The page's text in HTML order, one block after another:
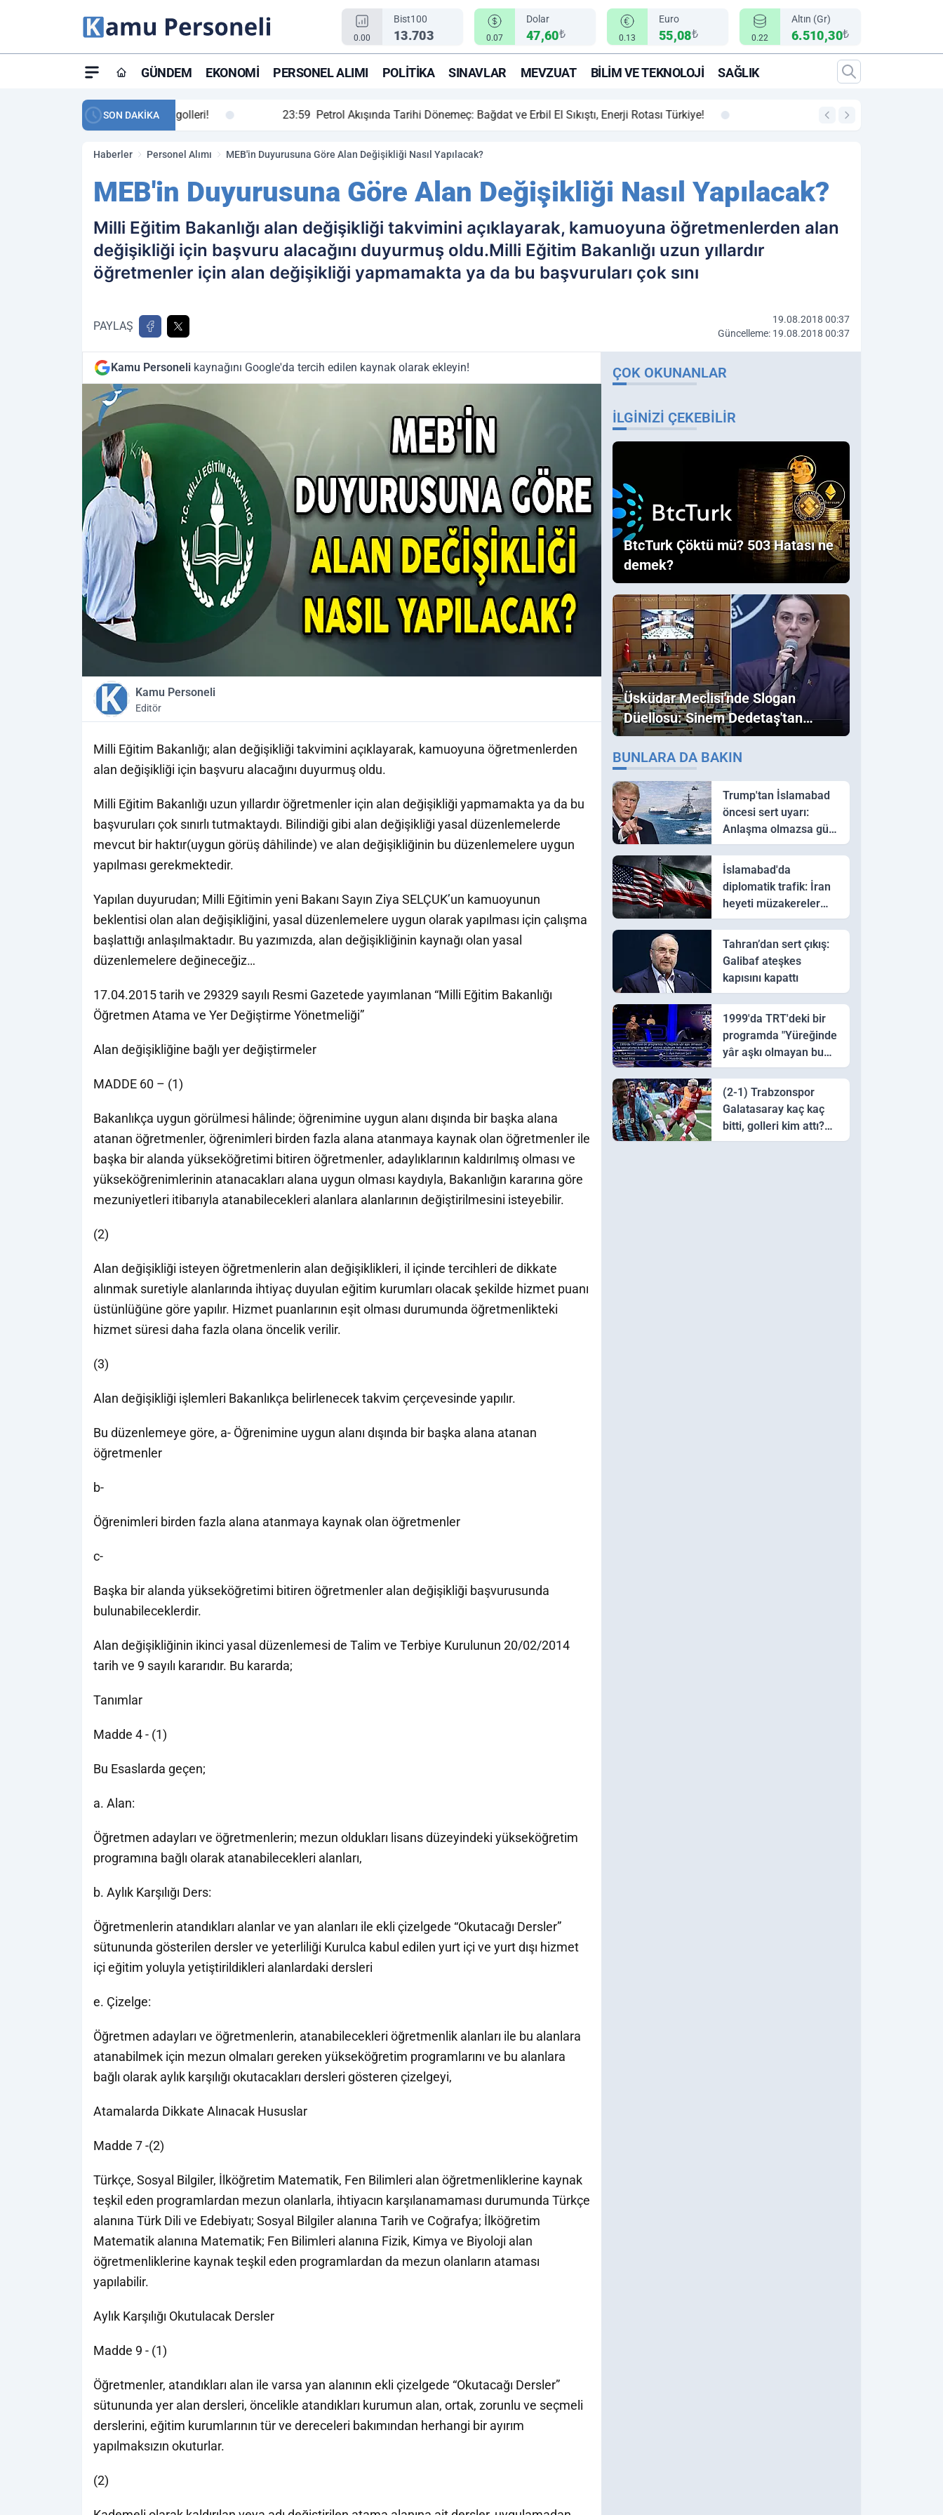
0.00
Bist100
13.703 0.07
Dolar
47,60₺ 0.13
Euro
55,08₺ 0.22
Altın (Gr)
6.510,30₺
GÜNDEM EKONOMI PERSONEL ALIMI POLITIKA SINAVLAR MEVZUAT BILIM VE TEKNOLOJI SAĞLIK
SON DAKİKA
maç özeti ve golleri! 23:59 Petrol Akışında Tarihi Dönemeç: Bağdat ve Erbil El Sıkıştı, Enerji Rotası Türkiye! 00:12
Haberler Personel Alımı MEB'in Duyurusuna Göre Alan Değişikliği Nasıl Yapılacak?
MEB'in Duyurusuna Göre Alan Değişikliği Nasıl Yapılacak?
Milli Eğitim Bakanlığı alan değişikliği takvimini açıklayarak, kamuoyuna öğretmenlerden alan
değişikliği için başvuru alacağını duyurmuş oldu.Milli Eğitim Bakanlığı uzun yıllardır
öğretmenler için alan değişikliği yapmamakta ya da bu başvuruları çok sını
PAYLAŞ
19.08.2018 00:37
Güncelleme: 19.08.2018 00:37
Kamu Personeli kaynağını Google'da tercih edilen kaynak olarak ekleyin!
Kamu Personeli
Editör
Milli Eğitim Bakanlığı; alan değişikliği takvimini açıklayarak, kamuoyuna öğretmenlerden
alan değişikliği için başvuru alacağını duyurmuş oldu.
Milli Eğitim Bakanlığı uzun yıllardır öğretmenler için alan değişikliği yapmamakta ya da bu
başvuruları çok sınırlı tutmaktaydı. Bilindiği gibi alan değişikliği yasal düzenlemelerde
mevcut bir haktır(uygun görüş dâhilinde) ve alan değişikliğinin bu düzenlemelere uygun
yapılması gerekmektedir.
Yapılan duyurudan; Milli Eğitimin yeni Bakanı Sayın Ziya SELÇUK’un kamuoyunun
beklentisi olan alan değişikliğini, yasal düzenlemelere uygun olarak yapılması için çalışma
başlattığı anlaşılmaktadır. Bu yazımızda, alan değişikliğinin kaynağı olan yasal
düzenlemelere değineceğiz…
17.04.2015 tarih ve 29329 sayılı Resmi Gazetede yayımlanan “Milli Eğitim Bakanlığı
Öğretmen Atama ve Yer Değiştirme Yönetmeliği”
Alan değişikliğine bağlı yer değiştirmeler
MADDE 60 – (1)
Bakanlıkça uygun görülmesi hâlinde; öğrenimine uygun alanı dışında bir başka alana
atanan öğretmenler, öğrenimleri birden fazla alana atanmaya kaynak olan öğretmenler ile
başka bir alanda yükseköğretimi bitiren öğretmenler, adaylıklarının kaldırılmış olması ve
yükseköğrenimlerinin atanacakları alana uygun olması kaydıyla, Bakanlığın kararına göre
mezuniyetleri itibarıyla atanabilecekleri alanlara alanlarının değiştirilmesini isteyebilir.
(2)
Alan değişikliği isteyen öğretmenlerin alan değişiklikleri, il içinde tercihleri de dikkate
alınmak suretiyle alanlarında ihtiyaç duyulan eğitim kurumları olacak şekilde hizmet puanı
üstünlüğüne göre yapılır. Hizmet puanlarının eşit olması durumunda öğretmenlikteki
hizmet süresi daha fazla olana öncelik verilir.
(3)
Alan değişikliği işlemleri Bakanlıkça belirlenecek takvim çerçevesinde yapılır.
Bu düzenlemeye göre, a- Öğrenimine uygun alanı dışında bir başka alana atanan
öğretmenler
b-
Öğrenimleri birden fazla alana atanmaya kaynak olan öğretmenler
c-
Başka bir alanda yükseköğretimi bitiren öğretmenler alan değişikliği başvurusunda
bulunabileceklerdir.
Alan değişikliğinin ikinci yasal düzenlemesi de Talim ve Terbiye Kurulunun 20/02/2014
tarih ve 9 sayılı kararıdır. Bu kararda;
Tanımlar
Madde 4 - (1)
Bu Esaslarda geçen;
a. Alan:
Öğretmen adayları ve öğretmenlerin; mezun oldukları lisans düzeyindeki yükseköğretim
programına bağlı olarak atanabilecekleri alanları,
b. Aylık Karşılığı Ders:
Öğretmenlerin atandıkları alanlar ve yan alanları ile ekli çizelgede “Okutacağı Dersler”
sütununda gösterilen dersler ve yeterliliği Kurulca kabul edilen yurt içi ve yurt dışı hizmet
içi eğitim yoluyla yetiştirildikleri alanlardaki dersleri
e. Çizelge:
Öğretmen adayları ve öğretmenlerin, atanabilecekleri öğretmenlik alanları ile bu alanlara
atanabilmek için mezun olmaları gereken yükseköğretim programlarını ve bu alanlara
bağlı olarak aylık karşılığı okutacakları dersleri gösteren çizelgeyi,
Atamalarda Dikkate Alınacak Hususlar
Madde 7 -(2)
Türkçe, Sosyal Bilgiler, İlköğretim Matematik, Fen Bilimleri alan öğretmenliklerine kaynak
teşkil eden programlardan mezun olanlarla, ihtiyacın karşılanamaması durumunda Türkçe
alanına Türk Dili ve Edebiyatı; Sosyal Bilgiler alanına Tarih ve Coğrafya; İlköğretim
Matematik alanına Matematik; Fen Bilimleri alanına Fizik, Kimya ve Biyoloji alan
öğretmenliklerine kaynak teşkil eden programlardan da mezun olanların ataması
yapılabilir.
Aylık Karşılığı Okutulacak Dersler
Madde 9 - (1)
Öğretmenler, atandıkları alan ile varsa yan alanının ekli çizelgede “Okutacağı Dersler”
sütununda yer alan dersleri, öncelikle atandıkları kurumun alan, ortak, zorunlu ve seçmeli
derslerini, eğitim kurumlarının tür ve dereceleri bakımından herhangi bir ayırım
yapılmaksızın okuturlar.
(2)
ÇOK OKUNANLAR
İLGINIZI ÇEKEBILIR
BtcTurk Çöktü mü? 503 Hatası ne
demek?
Üsküdar Meclisi'nde Slogan
Düellosu: Sinem Dedetaş'tan
Ezber Bozan "Erdoğan" ve
"İmamoğlu" Çıkışı!
BUNLARA DA BAKIN
Trump'tan İslamabad
öncesi sert uyarı:
Anlaşma olmazsa güç
kullanırız
İslamabad'da
diplomatik trafik: İran
heyeti müzakereler
için Pakistan'a ulaştı
Tahran’dan sert çıkış:
Galibaf ateşkes
kapısını kapattı
1999'da TRT'deki bir
programda "Yüreğinde
yâr aşkı olmayan bu
sazı çalarsa tingirdatır"
sözünü söyleyen halk
ozanı hangisidir?
(2-1) Trabzonspor
Galatasaray kaç kaç
bitti, golleri kim attı?
Trabzonspor